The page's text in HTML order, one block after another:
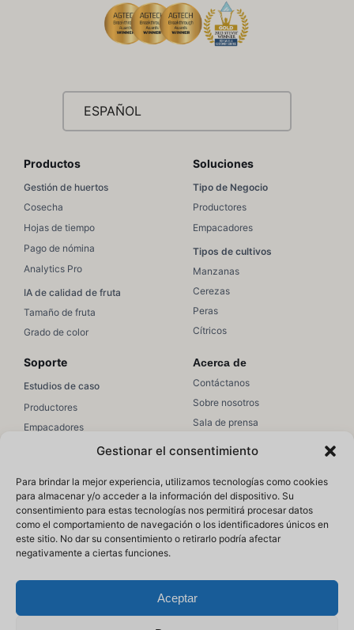
Gestionar el consentimiento
Para brindar la mejor experiencia, utilizamos tecnologías como cookies
para almacenar y/o acceder a la información del dispositivo. Su
consentimiento para estas tecnologías nos permitirá procesar datos
como el comportamiento de navegación o los identificadores únicos en
este sitio. No dar su consentimiento o retirarlo podría afectar
negativamente a ciertas funciones.
Aceptar
ESPAÑOL
Productos
Gestión de huertos
Cosecha
Hojas de tiempo
Pago de nómina
Analytics Pro
IA de calidad de fruta
Tamaño de fruta
Grado de color
Soluciones
Tipo de Negocio
Productores
Empacadores
Tipos de cultivos
Manzanas
Cerezas
Peras
Cítricos
Soporte
Estudios de caso
Productores
Empacadores
Ventas/Marketing
Recursos
Educación
Webinars
Blog
Acerca de
Contáctanos
Sobre nosotros
Sala de prensa
Soporte de Hectre
Artículos de ayuda
Acceso